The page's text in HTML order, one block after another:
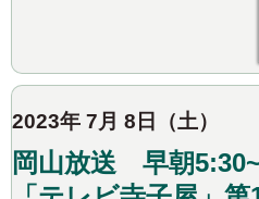
2023年 7月 8日（土）
岡山放送 早朝